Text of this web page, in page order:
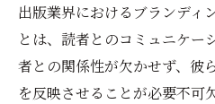
出版業界におけるブランディ
とは、読者とのコミュニケー
者との関係性が欠かせず、彼
を反映させることが必要不可